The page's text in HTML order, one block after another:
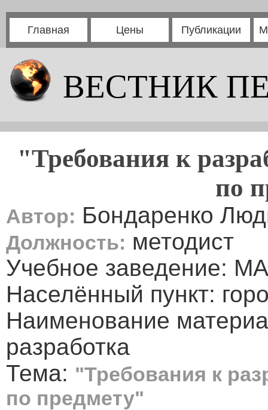
Главная Цены Публикации
ВЕСТНИК
"Требования к
по
Автор: Бондаренко
Должность: методист
Учебное заведение:
Населённый пункт:
Наименование
разработка
Тема: "Требования к
по предмету"